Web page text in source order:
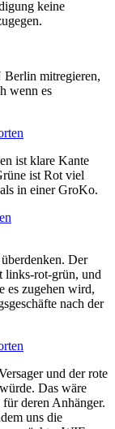
keine
mitregieren,
wenn es
ist klare Kante
ist Rot viel
in einer GroKo.
Der
links-rot-grün, und
es zugehen wird,
nach der
und der rote
Das wäre
deren Anhänger.
uns die